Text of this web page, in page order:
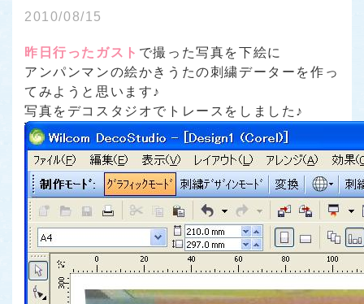
2010/08/15
昨日行ったガスト で撮った写真を下絵に
アンパンマンの絵かきうたの刺繍データーを作っ
てみようと思います♪
写真をデコスタジオでトレースをしました♪